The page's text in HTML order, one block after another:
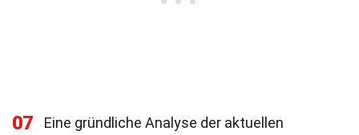
07
Eine gründliche Analyse der aktuellen